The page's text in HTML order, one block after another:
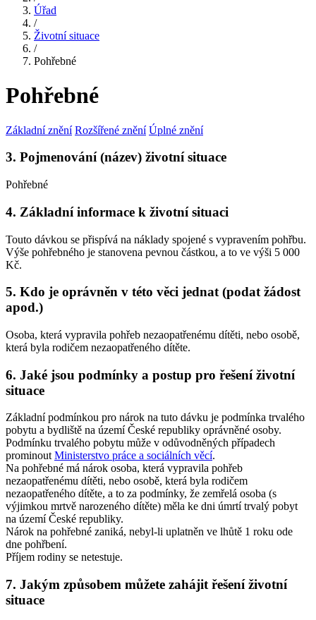
Úřad
/
Životní situace
/
Pohřebné
Pohřebné
Základní znění Rozšířené znění Úplné znění
3. Pojmenování (název) životní situace
Pohřebné
4. Základní informace k životní situaci
Touto dávkou se přispívá na náklady spojené s vypravením pohřbu.
Výše pohřebného je stanovena pevnou částkou, a to ve výši 5 000
Kč.
5. Kdo je oprávněn v této věci jednat (podat žádost
apod.)
Osoba, která vypravila pohřeb nezaopatřenému dítěti, nebo osobě,
která byla rodičem nezaopatřeného dítěte.
6. Jaké jsou podmínky a postup pro řešení životní
situace
Základní podmínkou pro nárok na tuto dávku je podmínka trvalého
pobytu a bydliště na území České republiky oprávněné osoby.
Podmínku trvalého pobytu může v odůvodněných případech
prominout Ministerstvo práce a sociálních věcí.
Na pohřebné má nárok osoba, která vypravila pohřeb
nezaopatřenému dítěti, nebo osobě, která byla rodičem
nezaopatřeného dítěte, a to za podmínky, že zemřelá osoba (s
výjimkou mrtvě narozeného dítěte) měla ke dni úmrtí trvalý pobyt
na území České republiky.
Nárok na pohřebné zaniká, nebyl-li uplatněn ve lhůtě 1 roku ode
dne pohřbení.
Příjem rodiny se netestuje.
7. Jakým způsobem můžete zahájit řešení životní
situace